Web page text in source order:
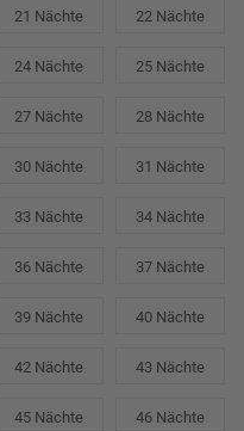
21 Nächte 22 Nächte
24 Nächte 25 Nächte
27 Nächte 28 Nächte
30 Nächte 31 Nächte
33 Nächte 34 Nächte
36 Nächte 37 Nächte
39 Nächte 40 Nächte
42 Nächte 43 Nächte
45 Nächte 46 Nächte